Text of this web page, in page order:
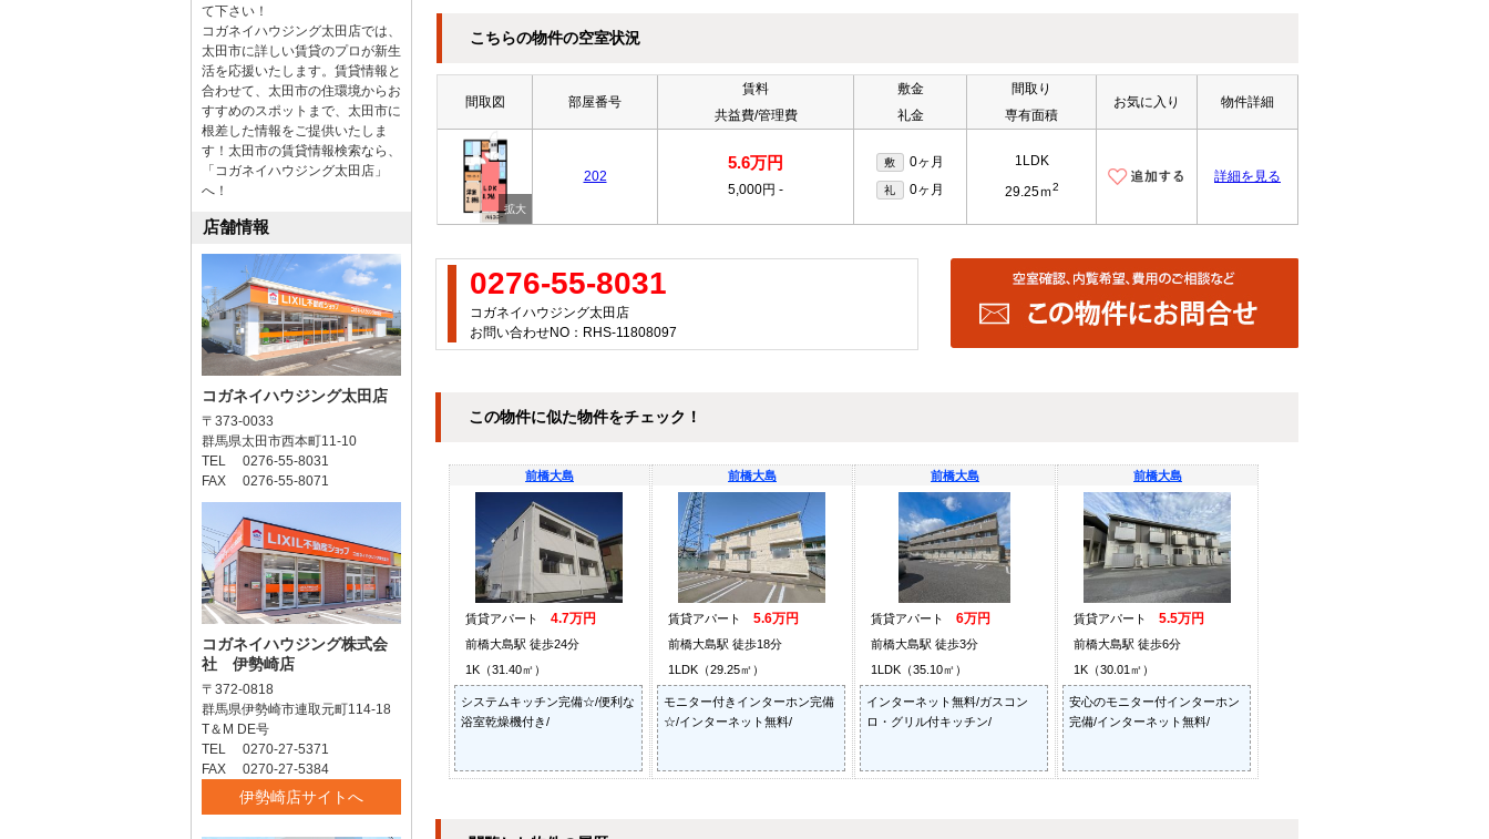
こちらの物件の空室状況
間取図 部屋番号
賃料
共益費/管理費
敷金
礼金
間取り
専有面積
お気に入り 物件詳細
202
5.6万円
5,000円 -
敷 0ヶ月
礼 0ヶ月
1LDK
29.25ｍ2
詳細を見る
0276-55-8031
コガネイハウジング太田店
お問い合わせNO：RHS-11808097
この物件に似た物件をチェック！
前橋大島
賃貸アパート 4.7万円
前橋大島駅 徒歩24分
1K（31.40㎡）
システムキッチン完備☆/便利な
浴室乾燥機付き/
前橋大島
賃貸アパート 5.6万円
前橋大島駅 徒歩18分
1LDK（29.25㎡）
モニター付きインターホン完備
☆/インターネット無料/
前橋大島
賃貸アパート 6万円
前橋大島駅 徒歩3分
1LDK（35.10㎡）
インターネット無料/ガスコン
ロ・グリル付キッチン/
前橋大島
賃貸アパート 5.5万円
前橋大島駅 徒歩6分
1K（30.01㎡）
安心のモニター付インターホン
完備/インターネット無料/
て下さい！
コガネイハウジング太田店では、
太田市に詳しい賃貸のプロが新生
活を応援いたします。賃貸情報と
合わせて、太田市の住環境からお
すすめのスポットまで、太田市に
根差した情報をご提供いたしま
す！太田市の賃貸情報検索なら、
「コガネイハウジング太田店」
へ！
店舗情報
コガネイハウジング太田店
〒373-0033
群馬県太田市西本町11-10
TEL 0276-55-8031
FAX 0276-55-8071
コガネイハウジング株式会
社 伊勢崎店
〒372-0818
群馬県伊勢崎市連取元町114-18
T＆M DE号
TEL 0270-27-5371
FAX 0270-27-5384
伊勢崎店サイトへ